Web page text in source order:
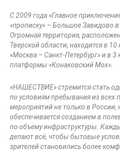
С 2009 года «Главное
«прописку» – Большое Завидово в
Огромная территория,
Тверской области, находится в
«Москва – Санкт-Петербург» и в
платформы «Конаковский Мох».
«НАШЕСТВИЕ» стремится стать
по условиям пребывания из
мероприятий не только в России,
обеспечивается созданием в
по объёму инфраструктуры.
делают всё, чтобы бытовые
зрителей становились более